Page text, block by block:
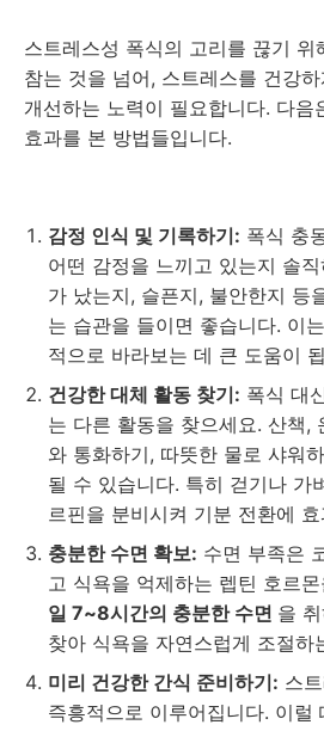
스트레스성 폭식의 고리를 끊기 위
참는 것을 넘어, 스트레스를 건강
개선하는 노력이 필요합니다. 다음
효과를 본 방법들입니다.
감정 인식 및 기록하기: 폭식 충
어떤 감정을 느끼고 있는지 솔
가 났는지, 슬픈지, 불안한지 등
는 습관을 들이면 좋습니다. 이
적으로 바라보는 데 큰 도움이
건강한 대체 활동 찾기: 폭식 대
는 다른 활동을 찾으세요. 산책,
와 통화하기, 따뜻한 물로 샤워
될 수 있습니다. 특히 걷기나 가
르핀을 분비시켜 기분 전환에
충분한 수면 확보: 수면 부족은
고 식욕을 억제하는 렙틴 호르
일 7~8시간의 충분한 수면 을
찾아 식욕을 자연스럽게 조절하
미리 건강한 간식 준비하기: 스
즉흥적으로 이루어집니다. 이럴